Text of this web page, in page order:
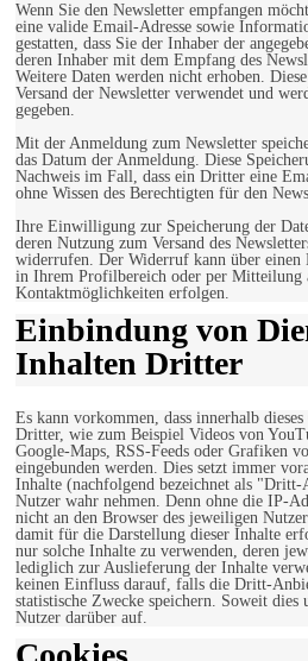
Wenn Sie den Newsletter empfangen
eine valide Email-Adresse sowie
gestatten, dass Sie der Inhaber der
deren Inhaber mit dem Empfang des
Weitere Daten werden nicht erhoben.
Versand der Newsletter verwendet und
gegeben.
Mit der Anmeldung zum Newsletter
das Datum der Anmeldung. Diese
Nachweis im Fall, dass ein Dritter eine
ohne Wissen des Berechtigten für den
Ihre Einwilligung zur Speicherung der
deren Nutzung zum Versand des
widerrufen. Der Widerruf kann über einen
in Ihrem Profilbereich oder per Mitteilung
Kontaktmöglichkeiten erfolgen.
Einbindung von
Inhalten Dritter
Es kann vorkommen, dass innerhalb
Dritter, wie zum Beispiel Videos von
Google-Maps, RSS-Feeds oder Grafiken
eingebunden werden. Dies setzt immer
Inhalte (nachfolgend bezeichnet als
Nutzer wahr nehmen. Denn ohne die IP-
nicht an den Browser des jeweiligen
damit für die Darstellung dieser Inhalte
nur solche Inhalte zu verwenden, deren
lediglich zur Auslieferung der Inhalte
keinen Einfluss darauf, falls die Dritt-
statistische Zwecke speichern. Soweit
Nutzer darüber auf.